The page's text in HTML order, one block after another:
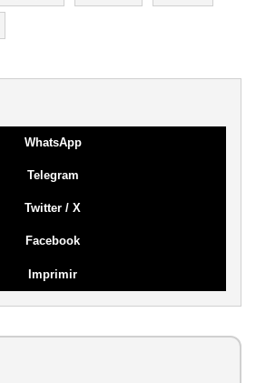
WhatsApp
Telegram
Twitter / X
Facebook
Imprimir